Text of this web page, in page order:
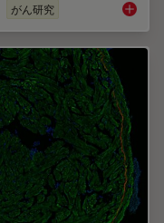
がん研究 Spatial